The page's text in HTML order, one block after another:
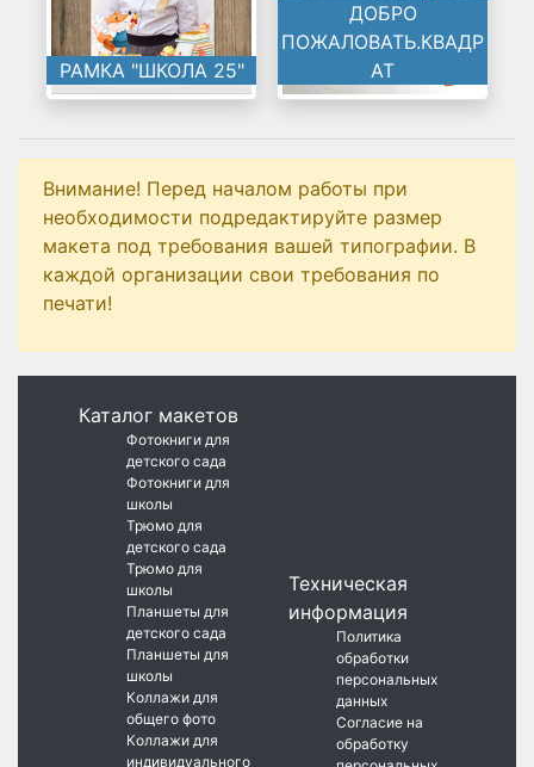
РАМКА "ШКОЛА 25"
ДОБРО
ПОЖАЛОВАТЬ.КВАДР
АТ
Внимание! Перед началом работы при
необходимости подредактируйте размер
макета под требования вашей типографии. В
каждой организации свои требования по
печати!
Каталог макетов
Фотокниги для
детского сада
Фотокниги для
школы
Трюмо для
детского сада
Трюмо для
школы
Планшеты для
детского сада
Планшеты для
школы
Коллажи для
общего фото
Коллажи для
индивидуального
Техническая
информация
Политика
обработки
персональных
данных
Согласие на
обработку